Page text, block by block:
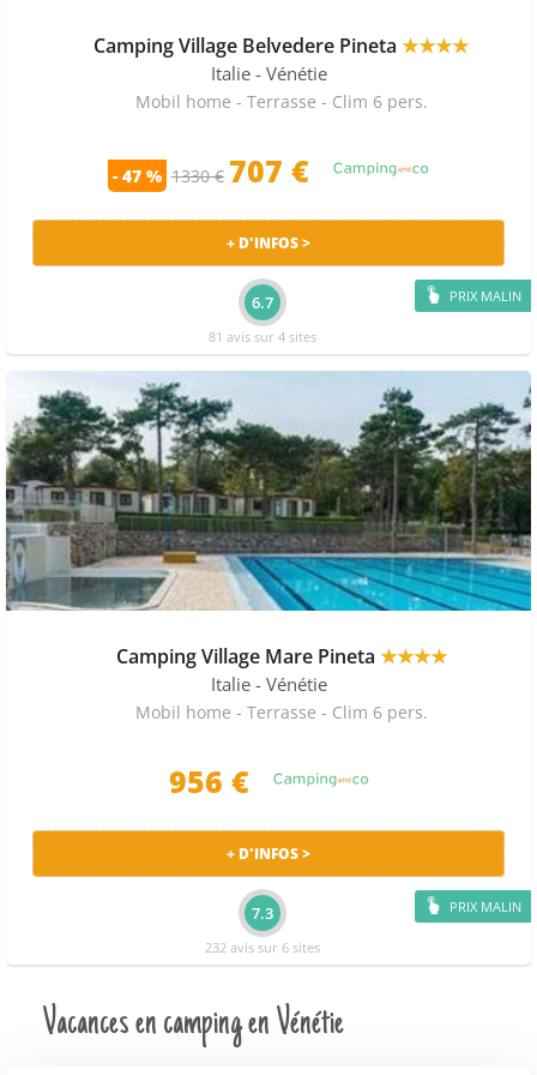
Camping Village Belvedere Pineta ★★★★
Italie - Vénétie
Mobil home - Terrasse - Clim 6 pers.
- 47 % 1330 € 707 €
PRIX MALIN
+ D'INFOS >
6.7
81 avis sur 4 sites
Camping Village Mare Pineta ★★★★
Italie - Vénétie
Mobil home - Terrasse - Clim 6 pers.
956 €
PRIX MALIN
+ D'INFOS >
7.3
232 avis sur 6 sites
Vacances en camping en Vénétie